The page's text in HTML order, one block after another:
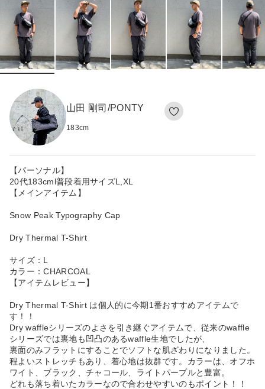
山田 剛司/PONTY
183cm
【パーソナル】
20代183cml普段着用サイズL,XL
【メインアイテム】
Snow Peak Typography Cap
Dry Thermal T-Shirt
サイズ：L
カラー：CHARCOAL
【アイテムレビュー】
Dry Thermal T-Shirt は個人的に今期1番おすすめアイテムで
す！！
Dry waffleシリーズのよさを引き継ぐアイテムで、従来のwaffle
シリーズでは裏地も凹凸のあるwaffle生地でしたが、
裏面のみフラットにすることでソフトな肌ざわりになりました。
程よいストレッチもあり、着心地は抜群です。カラーは、オフホ
ワイト、ブラック、チャコール、ライトパープルと豊富。
どれも落ち着いたカラーなので合わせやすいのもポイント！！